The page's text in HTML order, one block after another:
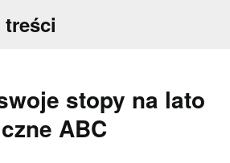
stopy na lato
ABC